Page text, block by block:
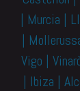
| Murcia |
|
Vigo |
| Ibiza |